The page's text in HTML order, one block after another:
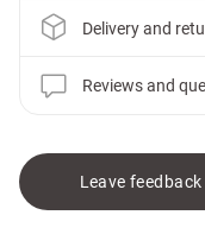
Delivery and
Reviews and
Leave feedback